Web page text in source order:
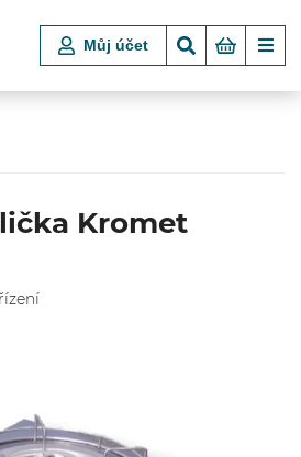
Můj účet
Kromet